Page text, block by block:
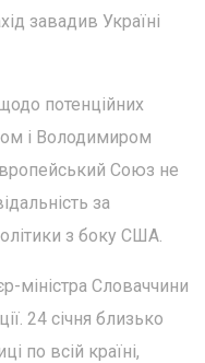
завадив Україні
потенційних
і Володимиром
Союз не
за
з боку США.
міністра Словаччини
24 січня близько
по всій країні,